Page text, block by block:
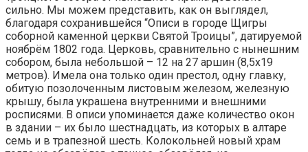
сильно. Мы можем представить, как он выглядел,
благодаря сохранившейся “Описи в городе Щигры
соборной каменной церкви Святой Троицы”, датируемой
ноябрём 1802 года. Церковь, сравнительно с нынешним
собором, была небольшой – 12 на 27 аршин (8,5х19
метров). Имела она только один престол, одну главку,
обитую позолоченным листовым железом, железную
крышу, была украшена внутренними и внешними
росписями. В описи упоминается даже количество окон
в здании – их было шестнадцать, из которых в алтаре
семь и в трапезной шесть. Колокольней новый храм